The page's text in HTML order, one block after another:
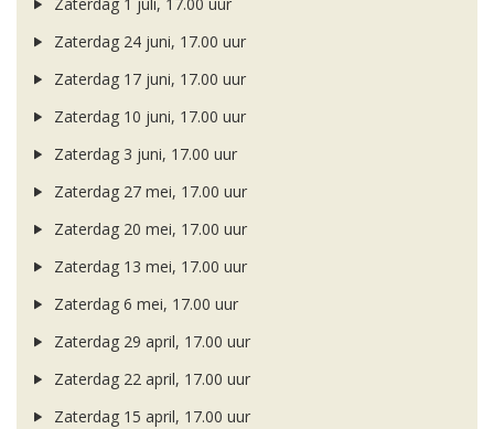
Zaterdag 1 juli, 17.00 uur
Zaterdag 24 juni, 17.00 uur
Zaterdag 17 juni, 17.00 uur
Zaterdag 10 juni, 17.00 uur
Zaterdag 3 juni, 17.00 uur
Zaterdag 27 mei, 17.00 uur
Zaterdag 20 mei, 17.00 uur
Zaterdag 13 mei, 17.00 uur
Zaterdag 6 mei, 17.00 uur
Zaterdag 29 april, 17.00 uur
Zaterdag 22 april, 17.00 uur
Zaterdag 15 april, 17.00 uur